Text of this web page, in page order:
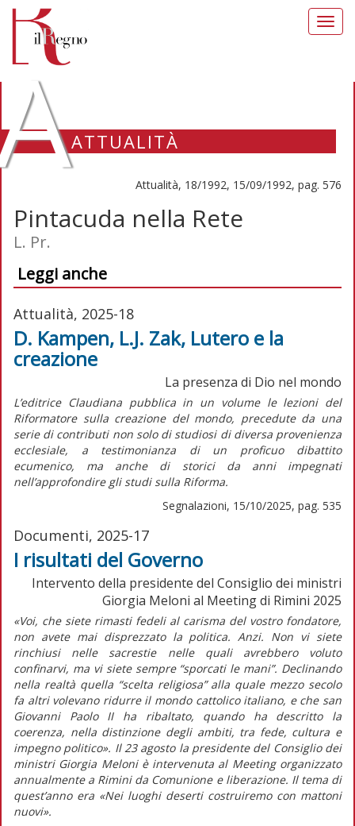
ATTUALITÀ
Attualità, 18/1992, 15/09/1992, pag. 576
Pintacuda nella Rete
L. Pr.
Leggi anche
Attualità, 2025-18
D. Kampen, L.J. Zak, Lutero e la
creazione
La presenza di Dio nel mondo
L’editrice Claudiana pubblica in un volume le lezioni del
Riformatore sulla creazione del mondo, precedute da una
serie di contributi non solo di studiosi di diversa provenienza
ecclesiale, a testimonianza di un proficuo dibattito
ecumenico, ma anche di storici da anni impegnati
nell’approfondire gli studi sulla Riforma.
Segnalazioni, 15/10/2025, pag. 535
Documenti, 2025-17
I risultati del Governo
Intervento della presidente del Consiglio dei ministri
Giorgia Meloni al Meeting di Rimini 2025
«Voi, che siete rimasti fedeli al carisma del vostro fondatore,
non avete mai disprezzato la politica. Anzi. Non vi siete
rinchiusi nelle sacrestie nelle quali avrebbero voluto
confinarvi, ma vi siete sempre “sporcati le mani”. Declinando
nella realtà quella “scelta religiosa” alla quale mezzo secolo
fa altri volevano ridurre il mondo cattolico italiano, e che san
Giovanni Paolo II ha ribaltato, quando ha descritto la
coerenza, nella distinzione degli ambiti, tra fede, cultura e
impegno politico». Il 23 agosto la presidente del Consiglio dei
ministri Giorgia Meloni è intervenuta al Meeting organizzato
annualmente a Rimini da Comunione e liberazione. Il tema di
quest’anno era «Nei luoghi deserti costruiremo con mattoni
nuovi».